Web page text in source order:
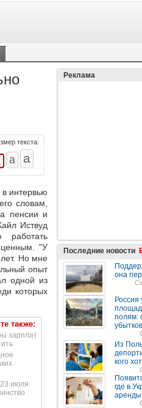
текста:
интервью
словам,
пенсии и
Иствуд
работать
"У
Но мне
опыт
одной из
которых
также:
зарплат
июля:
Реклама
Последние новости
она
Россия
полям:
Из
кого
где в